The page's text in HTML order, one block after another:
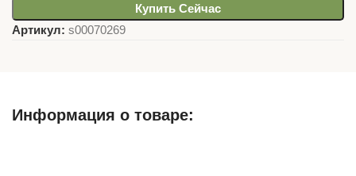
Купить Сейчас
Артикул: s00070269
Информация о товаре: